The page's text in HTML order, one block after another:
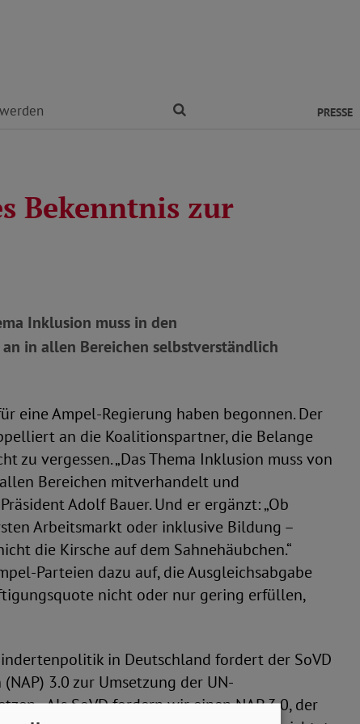
PRESSE
Bekenntnis zur
Inklusion muss in den
in allen Bereichen selbstverständlich
eine Ampel-Regierung haben begonnen. Der
an die Koalitionspartner, die Belange
zu vergessen. „Das Thema Inklusion muss von
Bereichen mitverhandelt und
Adolf Bauer. Und er ergänzt: „Ob
Arbeitsmarkt oder inklusive Bildung –
die Kirsche auf dem Sahnehäubchen.“
Parteien dazu auf, die Ausgleichsabgabe
nicht oder nur gering erfüllen,
in Deutschland fordert der SoVD
3.0 zur Umsetzung der UN-
„Als SoVD fordern wir einen NAP 3.0, der